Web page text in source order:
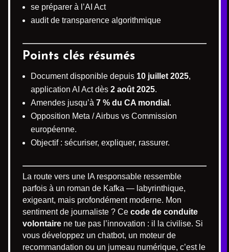
se préparer à l’AI Act
audit de transparence algorithmique
Points clés résumés
Document disponible depuis 10 juillet 2025,
application AI Act dès 2 août 2025.
Amendes jusqu’à 7 % du CA mondial .
Opposition Meta / Airbus vs Commission
européenne.
Objectif : sécuriser, expliquer, rassurer.
La route vers une IA responsable ressemble
parfois à un roman de Kafka — labyrinthique,
exigeant, mais profondément moderne. Mon
sentiment de journaliste ? Ce code de conduite
volontaire ne tue pas l’innovation : il la civilise. Si
vous développez un chatbot, un moteur de
recommandation ou un jumeau numérique, c’est le